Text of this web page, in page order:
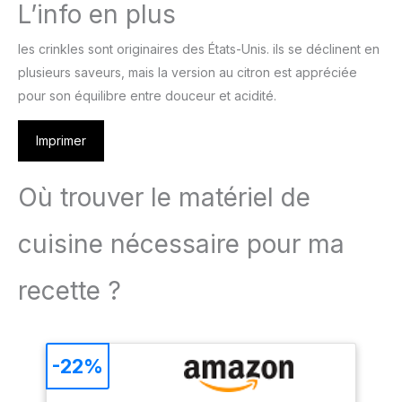
L’info en plus
les crinkles sont originaires des États-Unis. ils se déclinent en
plusieurs saveurs, mais la version au citron est appréciée
pour son équilibre entre douceur et acidité.
Imprimer
Où trouver le matériel de
cuisine nécessaire pour ma
recette ?
-22%